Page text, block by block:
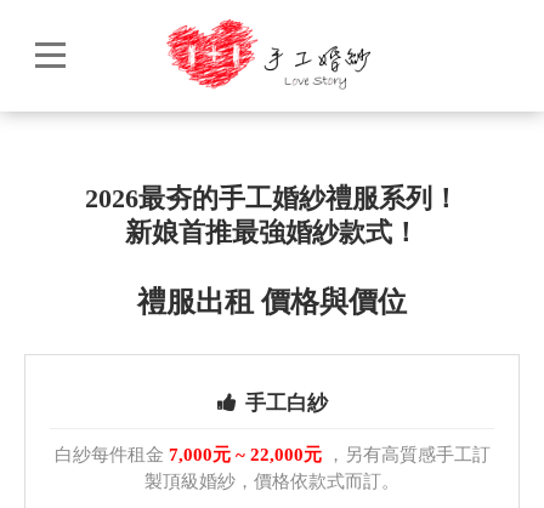
2026最夯的手工婚紗禮服系列！
新娘首推最強婚紗款式！
禮服出租 價格與價位
手工白紗
白紗每件租金 7,000元 ~ 22,000元，另有高質感手工訂
製頂級婚紗，價格依款式而訂。